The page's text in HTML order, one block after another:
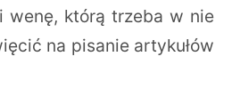
wenę, którą trzeba w nie
na pisanie artykułów